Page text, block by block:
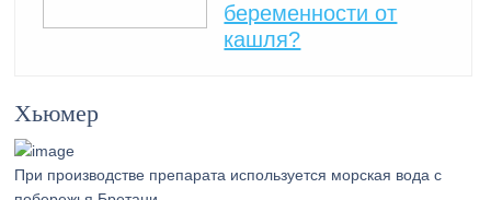
беременности от
кашля?
Хьюмер
При производстве препарата используется морская вода с